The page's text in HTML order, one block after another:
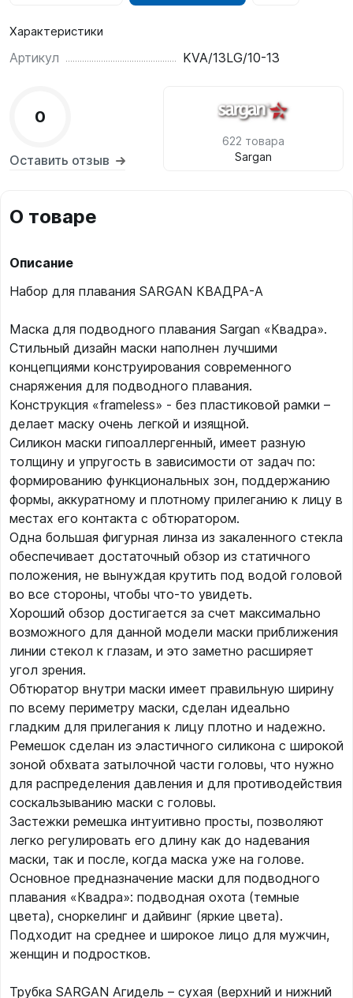
Характеристики
Артикул KVA/13LG/10-13
0
Оставить отзыв
622 товара
Sargan
О товаре
Описание
Набор для плавания SARGAN КВАДРА-А
Маска для подводного плавания Sargan «Квадра».
Стильный дизайн маски наполнен лучшими
концепциями конструирования современного
снаряжения для подводного плавания.
Конструкция «frameless» - без пластиковой рамки –
делает маску очень легкой и изящной.
Силикон маски гипоаллергенный, имеет разную
толщину и упругость в зависимости от задач по:
формированию функциональных зон, поддержанию
формы, аккуратному и плотному прилеганию к лицу в
местах его контакта с обтюратором.
Одна большая фигурная линза из закаленного стекла
обеспечивает достаточный обзор из статичного
положения, не вынуждая крутить под водой головой
во все стороны, чтобы что-то увидеть.
Хороший обзор достигается за счет максимально
возможного для данной модели маски приближения
линии стекол к глазам, и это заметно расширяет
угол зрения.
Обтюратор внутри маски имеет правильную ширину
по всему периметру маски, сделан идеально
гладким для прилегания к лицу плотно и надежно.
Ремешок сделан из эластичного силикона с широкой
зоной обхвата затылочной части головы, что нужно
для распределения давления и для противодействия
соскальзыванию маски с головы.
Застежки ремешка интуитивно просты, позволяют
легко регулировать его длину как до надевания
маски, так и после, когда маска уже на голове.
Основное предназначение маски для подводного
плавания «Квадра»: подводная охота (темные
цвета), сноркелинг и дайвинг (яркие цвета).
Подходит на среднее и широкое лицо для мужчин,
женщин и подростков.
Трубка SARGAN Агидель – сухая (верхний и нижний